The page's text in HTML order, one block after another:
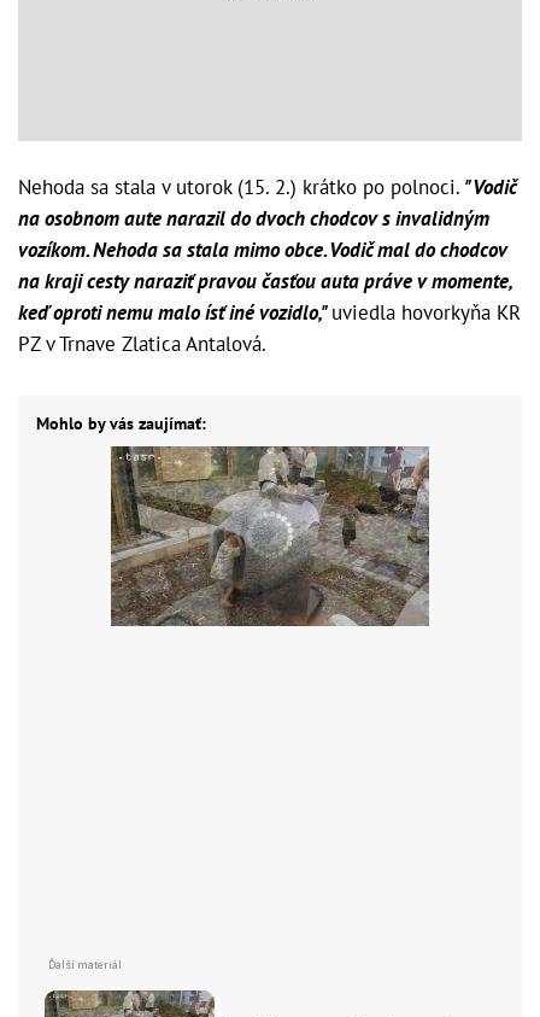
Nehoda sa stala v utorok (15. 2.) krátko po polnoci. "Vodič
na osobnom aute narazil do dvoch chodcov s invalidným
vozíkom. Nehoda sa stala mimo obce. Vodič mal do chodcov
na kraji cesty naraziť pravou časťou auta práve v momente,
keď oproti nemu malo ísť iné vozidlo,"uviedla hovorkyňa KR
PZ v Trnave Zlatica Antalová.
Mohlo by vás zaujímať: